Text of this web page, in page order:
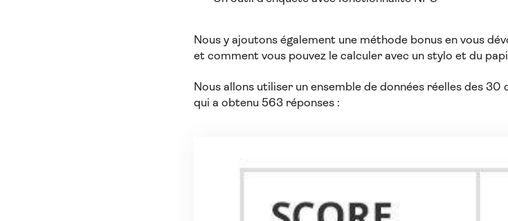
Nous y ajoutons également une méthode bonus en vous
et comment vous pouvez le calculer avec un stylo et du
Nous allons utiliser un ensemble de données réelles des
qui a obtenu 563 réponses :